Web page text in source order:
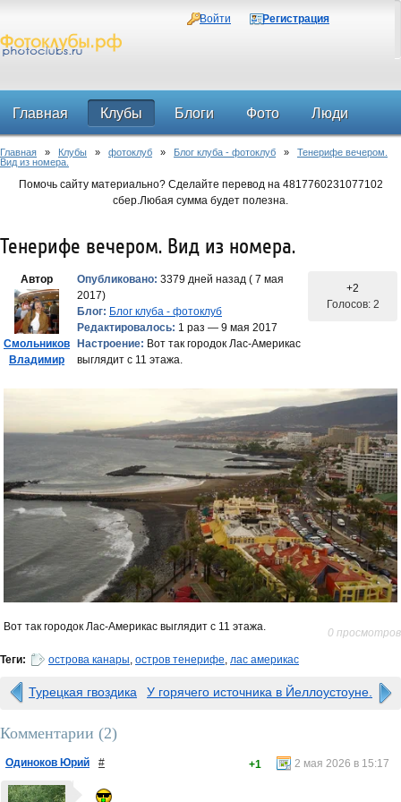
Войти Регистрация
Главная Клубы Блоги Фото Люди
Форум
Главная » Клубы » фотоклуб » Блог клуба - фотоклуб » Тенерифе вечером.
Вид из номера.
Помочь сайту материально? Сделайте перевод на 4817760231077102
сбер.Любая сумма будет полезна.
Тенерифе вечером. Вид из номера.
Автор
Смольников
Владимир
Опубликовано: 3379 дней назад ( 7 мая
2017)
Блог: Блог клуба - фотоклуб
Редактировалось: 1 раз — 9 мая 2017
Настроение: Вот так городок Лас-Америкас
выглядит с 11 этажа.
+2
Голосов: 2
Вот так городок Лас-Америкас выглядит с 11 этажа. 0 просмотров
Теги: острова канары, остров тенерифе, лас америкас
Турецкая гвоздика У горячего источника в Йеллоустоуне.
Комментарии (2)
Одиноков Юрий # 2 мая 2026 в 15:17
+1